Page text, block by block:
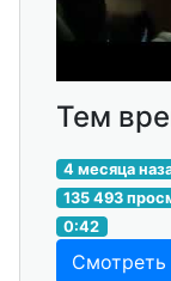
Тем
4 месяца
135 493
0:42
Смотреть